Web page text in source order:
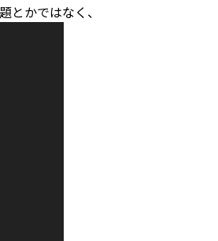
とかではなく、